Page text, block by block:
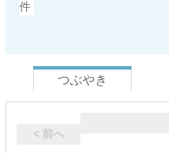
件
つぶやき
< 前へ